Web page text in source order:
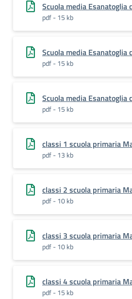
Scuola media Esanatoglia
pdf - 15 kb
Scuola media Esanatoglia
pdf - 15 kb
Scuola media Esanatoglia
pdf - 15 kb
classi 1 scuola primaria
pdf - 13 kb
classi 2 scuola primaria
pdf - 10 kb
classi 3 scuola primaria
pdf - 10 kb
classi 4 scuola primaria
pdf - 15 kb